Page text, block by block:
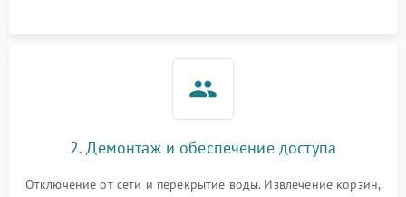
2. Демонтаж и обеспечение доступа
Отключение от сети и перекрытие воды. Извлечение корзин,